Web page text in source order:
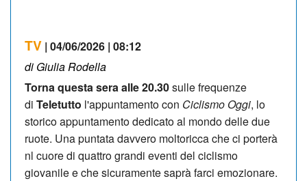
TV | 04/06/2026 | 08:12
di Giulia Rodella
Torna questa sera alle 20.30sulle frequenze
di Teletutto l'appuntamento con Ciclismo Oggi, lo
storico appuntamento dedicato al mondo delle due
ruote. Una puntata davvero moltoricca che ci porterà
nl cuore di quattro grandi eventi del ciclismo
giovanile e che sicuramente saprà farci emozionare.